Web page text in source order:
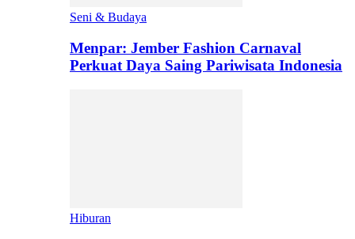
Seni & Budaya
Menpar: Jember Fashion Carnaval
Perkuat Daya Saing Pariwisata Indonesia
Hiburan